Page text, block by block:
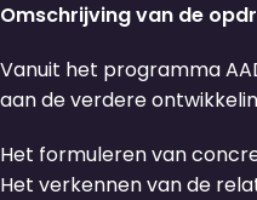
Omschrijving van de
Vanuit het programma
aan de verdere
Het formuleren van
Het verkennen van de